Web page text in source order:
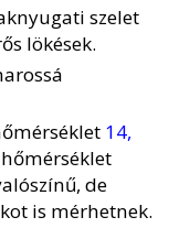
szelet
lökések.
14,
de
is mérhetnek.